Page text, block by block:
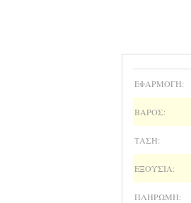
ΕΦΑΡΜΟΓΉ:
ΒΆΡΟΣ:
ΤΆΣΗ:
ΕΞΟΥΣΊΑ:
ΠΛΗΡΩΜΉ: